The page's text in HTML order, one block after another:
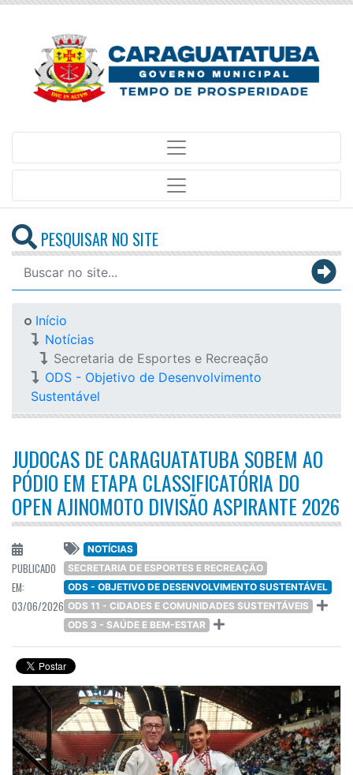
PESQUISAR NO SITE
Início
Notícias
Secretaria de Esportes e Recreação
ODS - Objetivo de Desenvolvimento
Sustentável
JUDOCAS DE CARAGUATATUBA SOBEM AO
PÓDIO EM ETAPA CLASSIFICATÓRIA DO
OPEN AJINOMOTO DIVISÃO ASPIRANTE 2026
PUBLICADO
EM:
03/06/2026
NOTÍCIAS
SECRETARIA DE ESPORTES E RECREAÇÃO
ODS - OBJETIVO DE DESENVOLVIMENTO SUSTENTÁVEL
ODS 11 - CIDADES E COMUNIDADES SUSTENTÁVEIS
ODS 3 - SAÚDE E BEM-ESTAR